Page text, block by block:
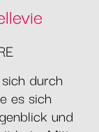
durch
es sich
und